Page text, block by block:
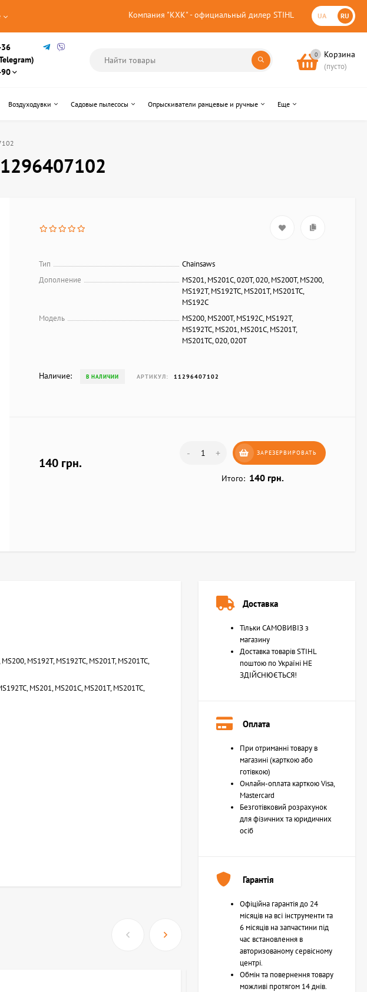
Компания "КХК" - официальный дилер STIHL UA RU
0 Корзина
(пусто)
Воздуходувки Садовые пылесосы Опрыскиватели ранцевые и ручные Еще
Тип
Chainsaws
Дополнение
MS201, MS201C, 020T, 020, MS200T, MS200,
MS192T, MS192TC, MS201T, MS201TC,
MS192C
Модель
MS200, MS200T, MS192C, MS192T,
MS192TC, MS201, MS201C, MS201T,
MS201TC, 020, 020T
Наличие: В НАЛИЧИИ АРТИКУЛ: 11296407102
140 грн.
- + ЗАРЕЗЕРВИРОВАТЬ
Итого: 140 грн.
MS192T, MS192TC, MS201T, MS201TC,
MS201, MS201C, MS201T, MS201TC,
Доставка
Тільки САМОВИВІЗ з
магазину
Доставка товарів STIHL
поштою по Україні НЕ
ЗДІЙСНЮЄТЬСЯ!
Оплата
При отриманні товару в
магазині (карткою або
готівкою)
Онлайн-оплата карткою Visa,
Mastercard
Безготівковий розрахунок
для фізичних та юридичних
осіб
Гарантія
Офіційна гарантія до 24
місяців на всі інструменти та
6 місяців на запчастини під
час встановлення в
авторизованому сервісному
центрі.
Обмін та повернення товару
можливі протягом 14 днів.